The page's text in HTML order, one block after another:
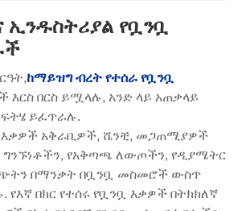
ኢንዱስትሪያል የቧንቧ
ከማይዝግ ብረት የተሰራ የቧንቧ
እርስ በርስ ይሟላሉ, አንድ ላይ አጠቃላይ
ይፈጥራሉ.
እቃዎች አቅራቢዎች, ሼንቺ, መጋጠሚያዎች
ግንኙነቶችን, የአቅጣጫ ለውጦችን, የዲያሜትር
በማንቃት በቧንቧ መስመሮች ውስጥ
በክር የተሰሩ የቧንቧ እቃዎች በትክክለኛ